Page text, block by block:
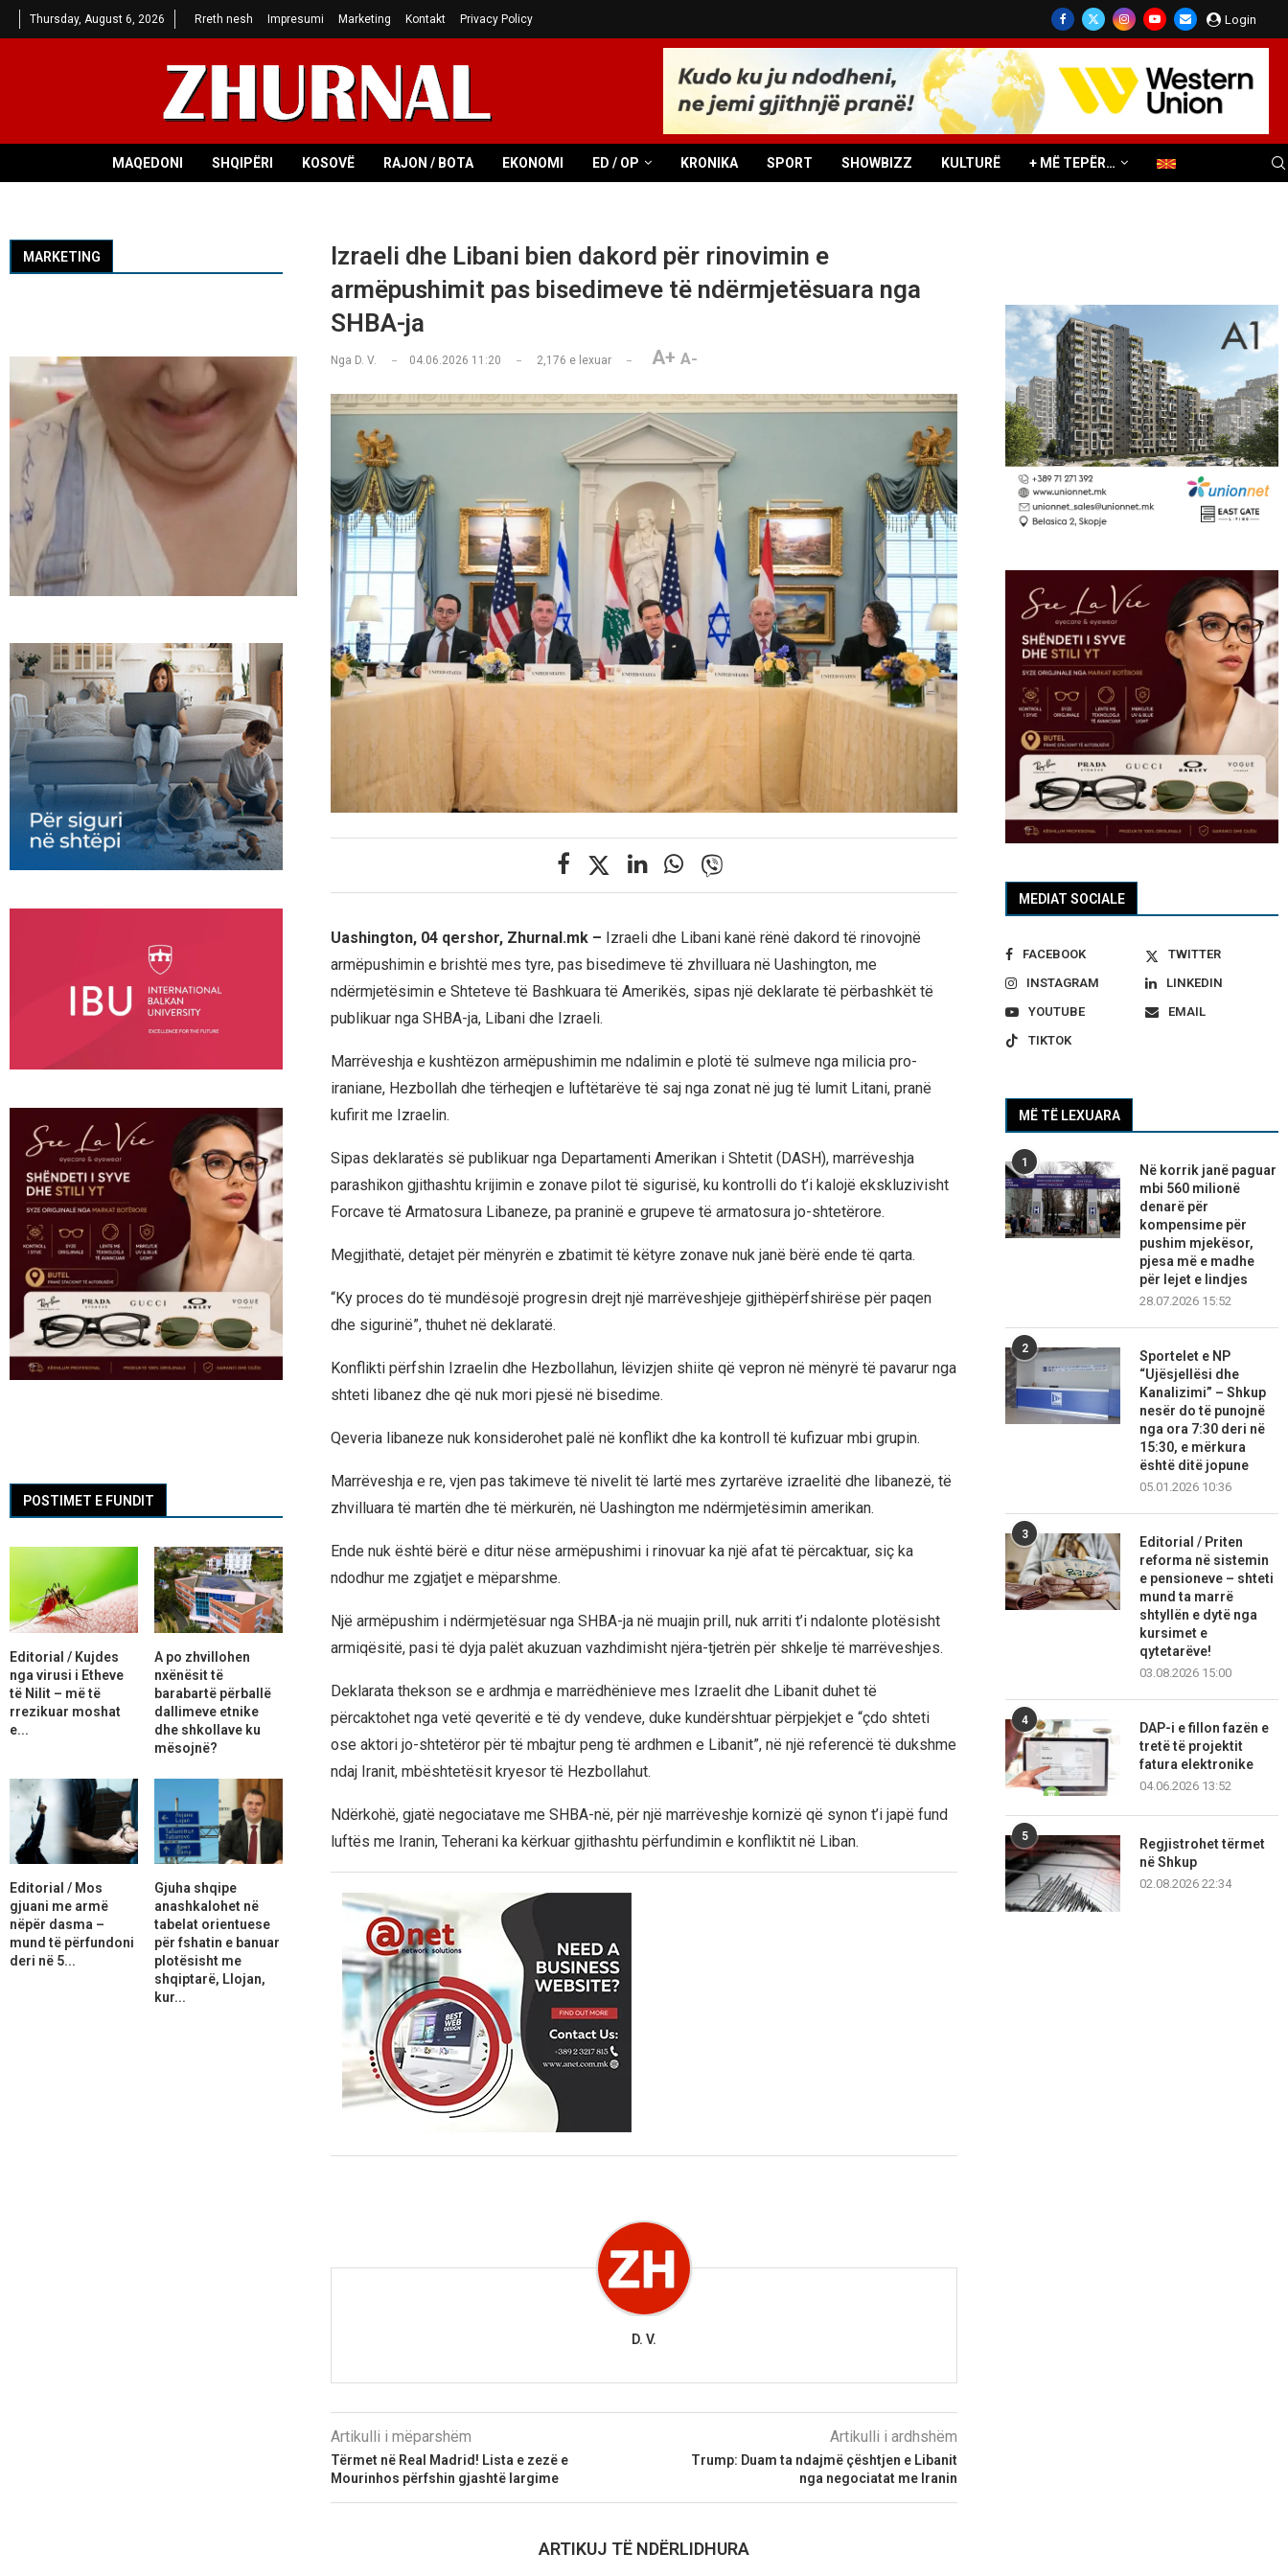
Thursday, August 6, 2026 Rreth nesh Impresumi Marketing Kontakt Privacy Policy Login
MAQEDONI SHQIPËRI KOSOVË RAJON / BOTA EKONOMI ED / OP KRONIKA SPORT SHOWBIZZ KULTURË + MË TEPËR…
Izraeli dhe Libani bien dakord për rinovimin e
armëpushimit pas bisedimeve të ndërmjetësuara nga
SHBA-ja
Nga D. V. 04.06.2026 11:20 2,176 e lexuar A+ A-
Uashington, 04 qershor, Zhurnal.mk – Izraeli dhe Libani kanë rënë dakord të rinovojnë
armëpushimin e brishtë mes tyre, pas bisedimeve të zhvilluara në Uashington, me
ndërmjetësimin e Shteteve të Bashkuara të Amerikës, sipas një deklarate të përbashkët të
publikuar nga SHBA-ja, Libani dhe Izraeli.
Marrëveshja e kushtëzon armëpushimin me ndalimin e plotë të sulmeve nga milicia pro-
iraniane, Hezbollah dhe tërheqjen e luftëtarëve të saj nga zonat në jug të lumit Litani, pranë
kufirit me Izraelin.
Sipas deklaratës së publikuar nga Departamenti Amerikan i Shtetit (DASH), marrëveshja
parashikon gjithashtu krijimin e zonave pilot të sigurisë, ku kontrolli do t’i kalojë ekskluzivisht
Forcave të Armatosura Libaneze, pa praninë e grupeve të armatosura jo-shtetërore.
Megjithatë, detajet për mënyrën e zbatimit të këtyre zonave nuk janë bërë ende të qarta.
“Ky proces do të mundësojë progresin drejt një marrëveshjeje gjithëpërfshirëse për paqen
dhe sigurinë”, thuhet në deklaratë.
Konflikti përfshin Izraelin dhe Hezbollahun, lëvizjen shiite që vepron në mënyrë të pavarur nga
shteti libanez dhe që nuk mori pjesë në bisedime.
Qeveria libaneze nuk konsiderohet palë në konflikt dhe ka kontroll të kufizuar mbi grupin.
Marrëveshja e re, vjen pas takimeve të nivelit të lartë mes zyrtarëve izraelitë dhe libanezë, të
zhvilluara të martën dhe të mërkurën, në Uashington me ndërmjetësimin amerikan.
Ende nuk është bërë e ditur nëse armëpushimi i rinovuar ka një afat të përcaktuar, siç ka
ndodhur me zgjatjet e mëparshme.
Një armëpushim i ndërmjetësuar nga SHBA-ja në muajin prill, nuk arriti t’i ndalonte plotësisht
armiqësitë, pasi të dyja palët akuzuan vazhdimisht njëra-tjetrën për shkelje të marrëveshjes.
Deklarata thekson se e ardhmja e marrëdhënieve mes Izraelit dhe Libanit duhet të
përcaktohet nga vetë qeveritë e të dy vendeve, duke kundërshtuar përpjekjet e “çdo shteti
ose aktori jo-shtetëror për të mbajtur peng të ardhmen e Libanit”, në një referencë të dukshme
ndaj Iranit, mbështetësit kryesor të Hezbollahut.
Ndërkohë, gjatë negociatave me SHBA-në, për një marrëveshje kornizë që synon t’i japë fund
luftës me Iranin, Teherani ka kërkuar gjithashtu përfundimin e konfliktit në Liban.
D. V.
Artikulli i mëparshëm
Tërmet në Real Madrid! Lista e zezë e
Mourinhos përfshin gjashtë largime
Artikulli i ardhshëm
Trump: Duam ta ndajmë çështjen e Libanit
nga negociatat me Iranin
ARTIKUJ TË NDËRLIDHURA
MEDIAT SOCIALE
FACEBOOK
TWITTER
INSTAGRAM
LINKEDIN
YOUTUBE
EMAIL
TIKTOK
MË TË LEXUARA
1
Në korrik janë paguar
mbi 560 milionë
denarë për
kompensime për
pushim mjekësor,
pjesa më e madhe
për lejet e lindjes
28.07.2026 15:52
2
Sportelet e NP
“Ujësjellësi dhe
Kanalizimi” – Shkup
nesër do të punojnë
nga ora 7:30 deri në
15:30, e mërkura
është ditë jopune
05.01.2026 10:36
3
Editorial / Priten
reforma në sistemin
e pensioneve – shteti
mund ta marrë
shtyllën e dytë nga
kursimet e
qytetarëve!
03.08.2026 15:00
4
DAP-i e fillon fazën e
tretë të projektit
fatura elektronike
04.06.2026 13:52
5
Regjistrohet tërmet
në Shkup
02.08.2026 22:34
MARKETING
POSTIMET E FUNDIT
Editorial / Kujdes
nga virusi i Etheve
të Nilit – më të
rrezikuar moshat
e...
A po zhvillohen
nxënësit të
barabartë përballë
dallimeve etnike
dhe shkollave ku
mësojnë?
Editorial / Mos
gjuani me armë
nëpër dasma –
mund të përfundoni
deri në 5...
Gjuha shqipe
anashkalohet në
tabelat orientuese
për fshatin e banuar
plotësisht me
shqiptarë, Llojan,
kur...